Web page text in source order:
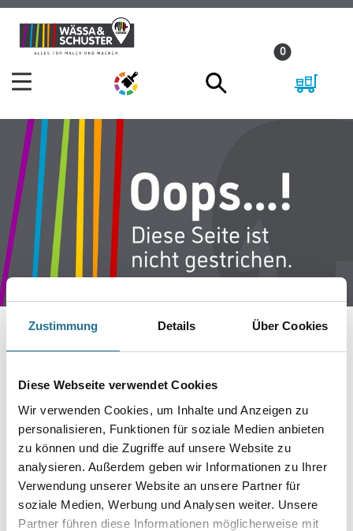
Zustimmung Details Über Cookies
Diese Webseite verwendet Cookies
Wir verwenden Cookies, um Inhalte und Anzeigen zu
personalisieren, Funktionen für soziale Medien anbieten
zu können und die Zugriffe auf unsere Website zu
analysieren. Außerdem geben wir Informationen zu Ihrer
Verwendung unserer Website an unsere Partner für
soziale Medien, Werbung und Analysen weiter. Unsere
Partner führen diese Informationen möglicherweise mit
Zum
Inhalt
Zum
Navigationsmenü
0
IST AUFGETRETEN
Keine Sorge, wir pinseln schon an der Lösung und
werden das Problem so schnell wie möglich beheben.
Erkunden Sie in der Zwischenzeit unseren Online-Shop
und lassen Sie sich inspirieren.
ZURÜCK ZUM ONLINE-SHOP